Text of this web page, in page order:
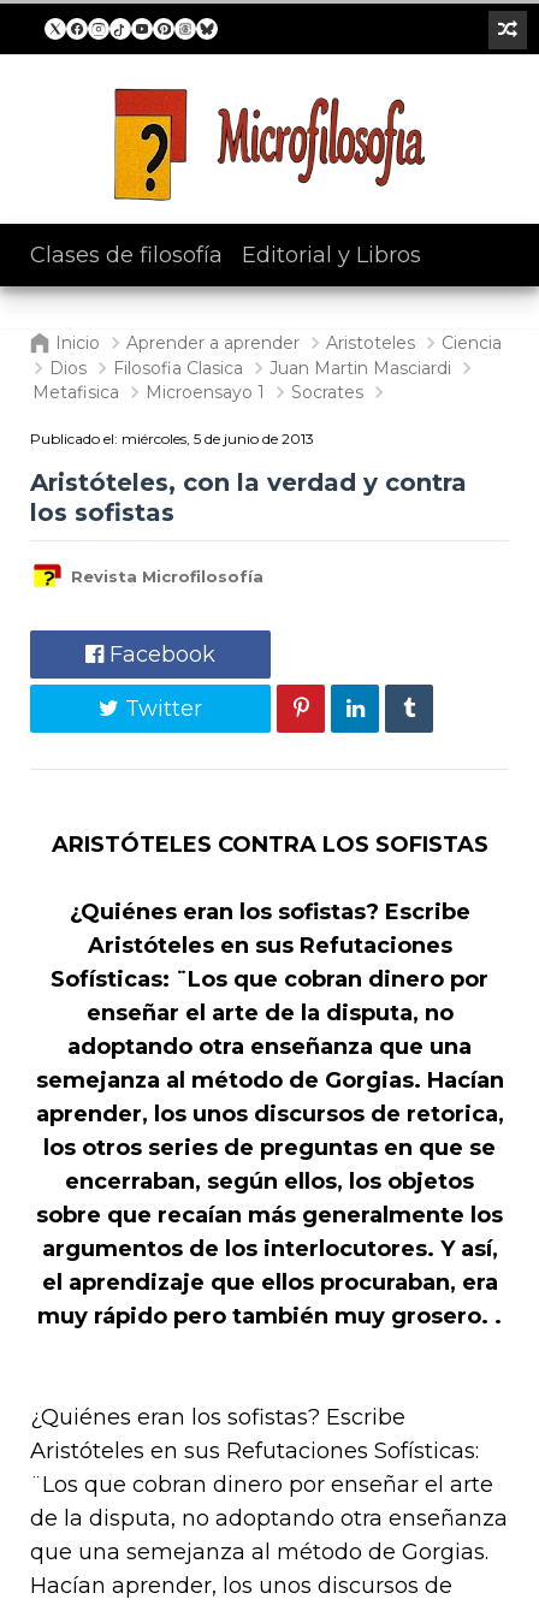
Clases de filosofía Editorial y Libros
Inicio Aprender a aprender Aristoteles
Ciencia
Dios
Filosofia Clasica
Juan Martin Masciardi
Metafisica
Microensayo 1 Socrates
Publicado el: miércoles, 5 de junio de 2013
Aristóteles, con la verdad y contra
los sofistas
Revista Microfilosofía
Facebook
Twitter
ARISTÓTELES CONTRA LOS SOFISTAS
¿Quiénes eran los sofistas? Escribe
Aristóteles en sus Refutaciones
Sofísticas: ¨Los que cobran dinero por
enseñar el arte de la disputa, no
adoptando otra enseñanza que una
semejanza al método de Gorgias. Hacían
aprender, los unos discursos de retorica,
los otros series de preguntas en que se
encerraban, según ellos, los objetos
sobre que recaían más generalmente los
argumentos de los interlocutores. Y así,
el aprendizaje que ellos procuraban, era
muy rápido pero también muy grosero. .
¿Quiénes eran los sofistas? Escribe
Aristóteles en sus Refutaciones Sofísticas:
¨Los que cobran dinero por enseñar el arte
de la disputa, no adoptando otra enseñanza
que una semejanza al método de Gorgias.
Hacían aprender, los unos discursos de